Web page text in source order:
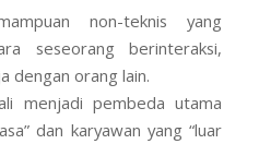
non-teknis yang
seseorang berinteraksi,
dengan orang lain.
menjadi pembeda utama
dan karyawan yang “luar